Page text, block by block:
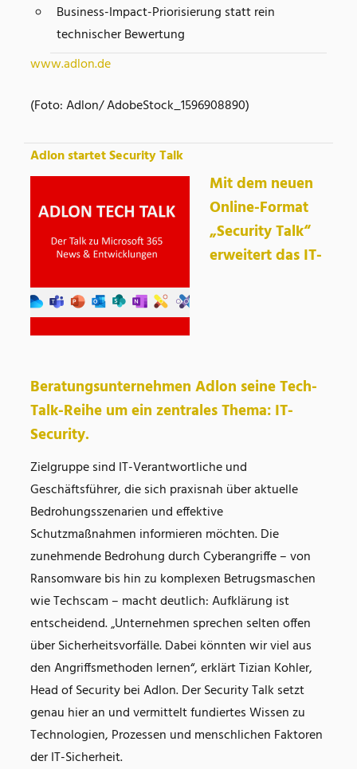
Business-Impact-Priorisierung statt rein
technischer Bewertung
www.adlon.de
(Foto: Adlon/ AdobeStock_1596908890)
Adlon startet Security Talk
Mit dem neuen
Online-Format
„Security Talk“
erweitert das IT-
Beratungsunternehmen Adlon seine Tech-
Talk-Reihe um ein zentrales Thema: IT-
Security.
Zielgruppe sind IT-Verantwortliche und
Geschäftsführer, die sich praxisnah über aktuelle
Bedrohungsszenarien und effektive
Schutzmaßnahmen informieren möchten. Die
zunehmende Bedrohung durch Cyberangriffe – von
Ransomware bis hin zu komplexen Betrugsmaschen
wie Techscam – macht deutlich: Aufklärung ist
entscheidend. „Unternehmen sprechen selten offen
über Sicherheitsvorfälle. Dabei könnten wir viel aus
den Angriffsmethoden lernen“, erklärt Tizian Kohler,
Head of Security bei Adlon. Der Security Talk setzt
genau hier an und vermittelt fundiertes Wissen zu
Technologien, Prozessen und menschlichen Faktoren
der IT-Sicherheit.